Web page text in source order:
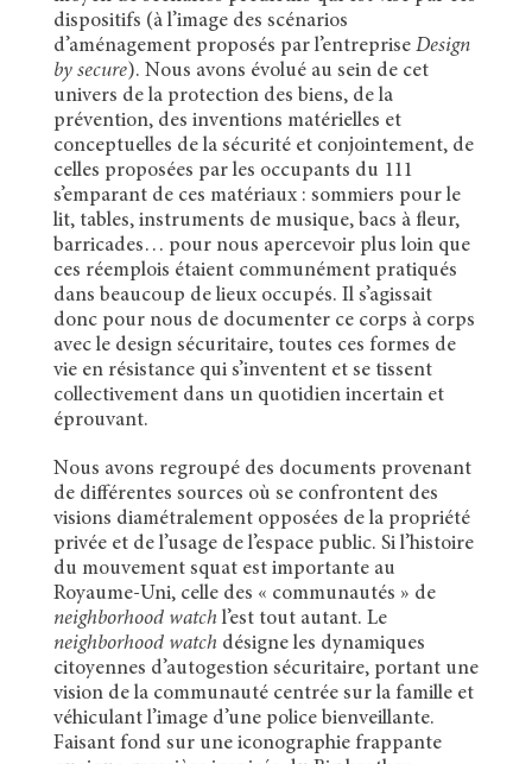
dispositifs (à l’image des scénarios
d’aménagement proposés par l’entreprise Design
by secure). Nous avons évolué au sein de cet
univers de la protection des biens, de la
prévention, des inventions matérielles et
conceptuelles de la sécurité et conjointement, de
celles proposées par les occupants du 111
s’emparant de ces matériaux : sommiers pour le
lit, tables, instruments de musique, bacs à fleur,
barricades… pour nous apercevoir plus loin que
ces réemplois étaient communément pratiqués
dans beaucoup de lieux occupés. Il s’agissait
donc pour nous de documenter ce corps à corps
avec le design sécuritaire, toutes ces formes de
vie en résistance qui s’inventent et se tissent
collectivement dans un quotidien incertain et
éprouvant.
Nous avons regroupé des documents provenant
de différentes sources où se confrontent des
visions diamétralement opposées de la propriété
privée et de l’usage de l’espace public. Si l’histoire
du mouvement squat est importante au
Royaume-Uni, celle des « communautés » de
neighborhood watch l’est tout autant. Le
neighborhood watch désigne les dynamiques
citoyennes d’autogestion sécuritaire, portant une
vision de la communauté centrée sur la famille et
véhiculant l’image d’une police bienveillante.
Faisant fond sur une iconographie frappante